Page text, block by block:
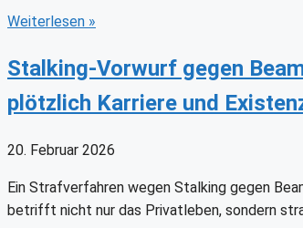
Weiterlesen »
Stalking-Vorwurf gegen
plötzlich Karriere und
20. Februar 2026
Ein Strafverfahren wegen Stalking gegen
betrifft nicht nur das Privatleben, sondern